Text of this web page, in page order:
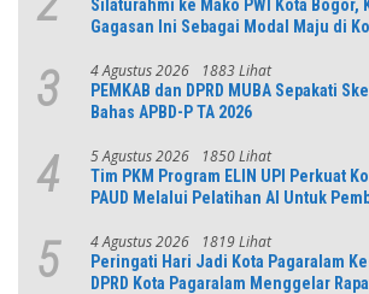
Silaturahmi ke Mako PWI Kota Bogor,
Gagasan Ini Sebagai Modal Maju di
3 4 Agustus 2026 1883 Lihat
PEMKAB dan DPRD MUBA Sepakati
Bahas APBD-P TA 2026
4 5 Agustus 2026 1850 Lihat
Tim PKM Program ELIN UPI Perkuat
PAUD Melalui Pelatihan AI Untuk
5 4 Agustus 2026 1819 Lihat
Peringati Hari Jadi Kota Pagaralam
DPRD Kota Pagaralam Menggelar